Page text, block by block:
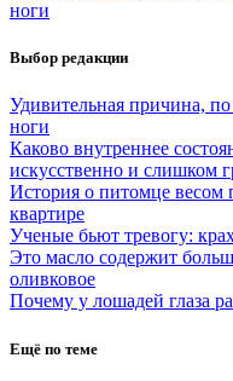
ноги
Выбор редакции
Удивительная причина,
ноги
Каково внутреннее
искусственно и слишком
История о питомце весом
квартире
Ученые бьют тревогу:
Это масло содержит
оливковое
Почему у лошадей глаза
Ещё по теме